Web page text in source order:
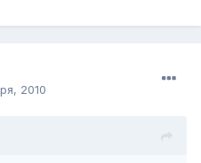
2010